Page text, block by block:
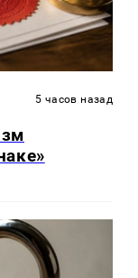
5 часов назад